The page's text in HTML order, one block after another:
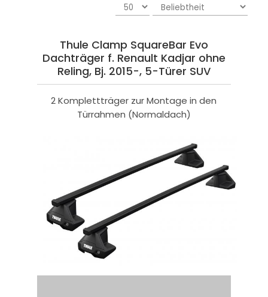
Thule Clamp SquareBar Evo
Dachträger f. Renault Kadjar ohne
Reling, Bj. 2015-, 5-Türer SUV
2 Komplettträger zur Montage in den
Türrahmen (Normaldach)